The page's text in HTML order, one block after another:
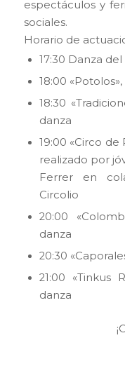
espectáculos y
sociales.
Horario de
17:30 Danza
18:00
18:30
danza
19:00 «Circo
realizado por
Ferrer en
Circolio
20:00
danza
20:30
21:00 «Tinkus
danza